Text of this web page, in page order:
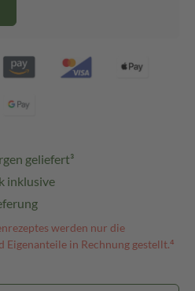
geliefert³
inklusive
werden nur die
Eigenanteile in Rechnung gestellt.⁴